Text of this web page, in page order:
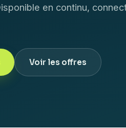
en continu,
Voir les offres